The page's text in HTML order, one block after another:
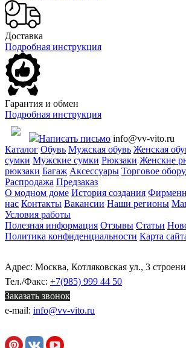
Доставка
Подробная инструкция
Гарантия и обмен
Подробная инструкция
Написать письмо info@vv-vito.ru
Каталог Обувь Мужская обувь Женская
сумки Мужские сумки Рюкзаки Женские
рюкзаки Багаж Аксессуары Торговое
Распродажа Предзаказ
О модном доме История создания
нас Контакты Вакансии Наши регионы
Условия работы
Полезная информация Отзывы Статьи
Политика конфиденциальности Карта
Адрес: Москва, Котляковская ул., 3
Тел./Факс: +7(985) 999 44 50
Заказать звонок
e-mail: info@vv-vito.ru